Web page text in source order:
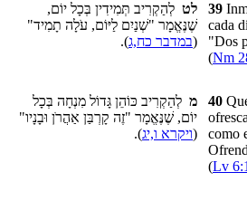
לט לְהַקְרִיב תְּמִידִין בְּכָל יוֹם,
שֶׁנֶּאֱמָר "שְׁנַיִם לַיּוֹם, עֹלָה תָמִיד"
(במדבר כח,ג).
39
cada
"Dos
(Nm
מ לְהַקְרִיב כּוֹהֵן גָּדוֹל מִנְחָה בְּכָל
יוֹם, שֶׁנֶּאֱמָר "זֶה קָרְבַּן אַהֲרֹן וּבָנָיו"
(ויקרא ו,יג).
40
como
(Lv